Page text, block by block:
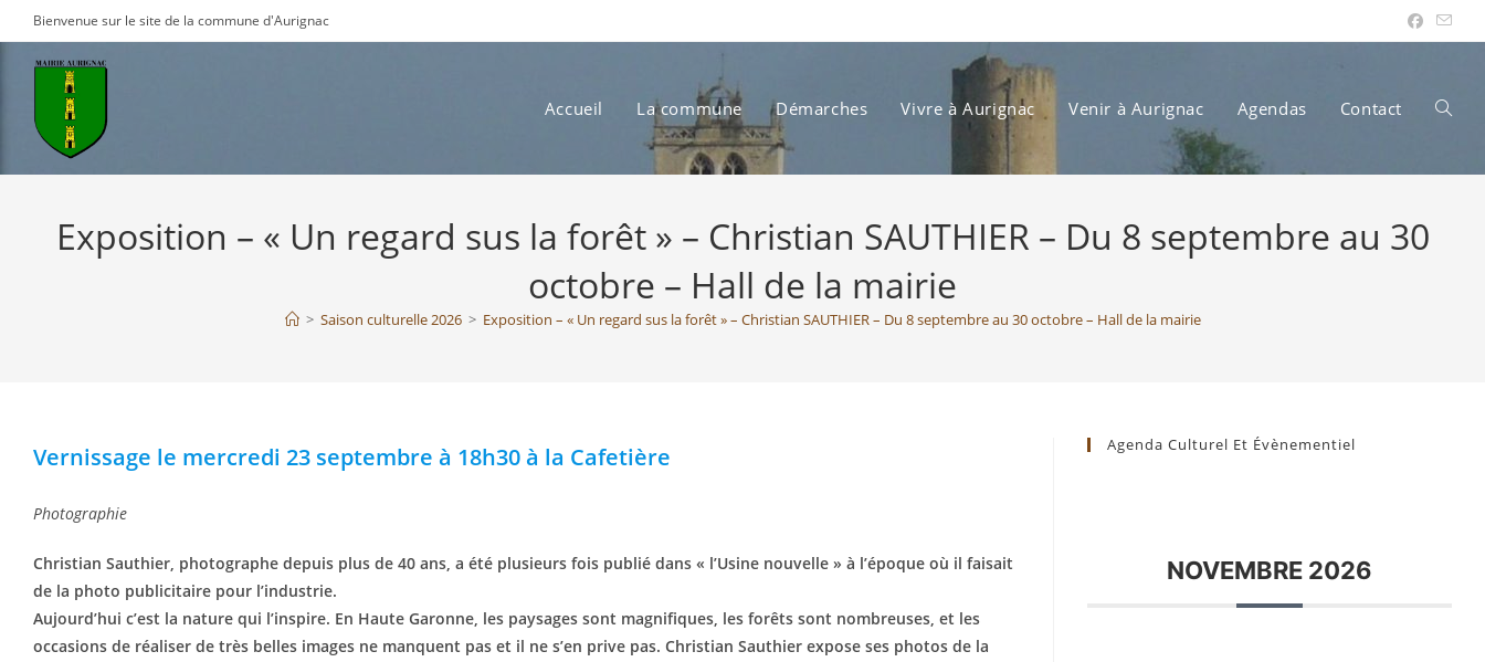
to
content
Bienvenue sur le site de la commune d'Aurignac
Accueil La commune Démarches Vivre à Aurignac Venir à Aurignac Agendas Contact Toggle
Exposition – « Un regard sus la forêt » – Christian SAUTHIER – Du 8 septembre au 30
octobre – Hall de la mairie
> Saison culturelle 2026 > Exposition – « Un regard sus la forêt » – Christian SAUTHIER – Du 8 septembre au 30 octobre – Hall de la mairie
Vernissage le mercredi 23 septembre à 18h30 à la Cafetière
Photographie
Christian Sauthier, photographe depuis plus de 40 ans, a été plusieurs fois publié dans « l’Usine nouvelle » à l’époque où il faisait
de la photo publicitaire pour l’industrie.
Aujourd’hui c’est la nature qui l’inspire. En Haute Garonne, les paysages sont magnifiques, les forêts sont nombreuses, et les
occasions de réaliser de très belles images ne manquent pas et il ne s’en prive pas. Christian Sauthier expose ses photos de la
Agenda Culturel Et Évènementiel
NOVEMBRE 2026